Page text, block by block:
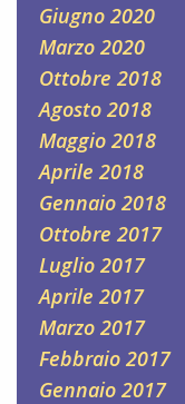
Giugno 2020
Marzo 2020
Ottobre 2018
Agosto 2018
Maggio 2018
Aprile 2018
Gennaio 2018
Ottobre 2017
Luglio 2017
Aprile 2017
Marzo 2017
Febbraio 2017
Gennaio 2017